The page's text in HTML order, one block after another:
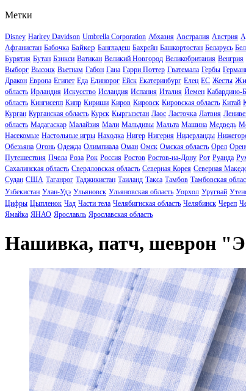
Метки
Disney Harlrey Davidson Umbrella Corporation Абхазия Австралия Австрия
Афганистан Бабочка Байкер Бангладеш Бахрейн Башкортостан Беларусь
Бурятия Бутан Бэнкси Ватикан Великий Новгород Великобритания Венгрия
Выборг Высоцк Вьетнам Габон Гана Гарри Поттер Гватемала Гербы
Дракон Европа Египет Еда Единорог Ейск Екатеринбург Елец ЕС Жесты
область Ирландия Искусство Исландия Испания Италия Йемен Кабардино-
область Кингисепп Кипр Кириши Киров Кировск Кировская область Китай
Курган Курганская область Курск Кыргызстан Лаос Ласточка Латвия
область Мадагаскар Малайзия Мали Мальдивы Мальта Машина Медведь
Насекомые Настольные игры Находка Нигер Нигерия Нидерланды
Обезьяна Огонь Одежда Олимпиада Оман Омск Омская область Орел
Путешествия Пчела Роза Рок Россия Ростов Ростов-на-Дону Рот Руанда
Сахалинская область Свердловская область Северная Корея Северная
Судан США Таганрог Таджикистан Таиланд Такса Тамбов Тамбовская
Узбекистан Улан-Удэ Ульяновск Ульяновская область Уорхол Уругвай
Цифры Цыпленок Чад Части тела Челябигнская область Челябинск Череп
Ямайка ЯНАО Ярославль Ярославская область
Нашивка, патч, шеврон